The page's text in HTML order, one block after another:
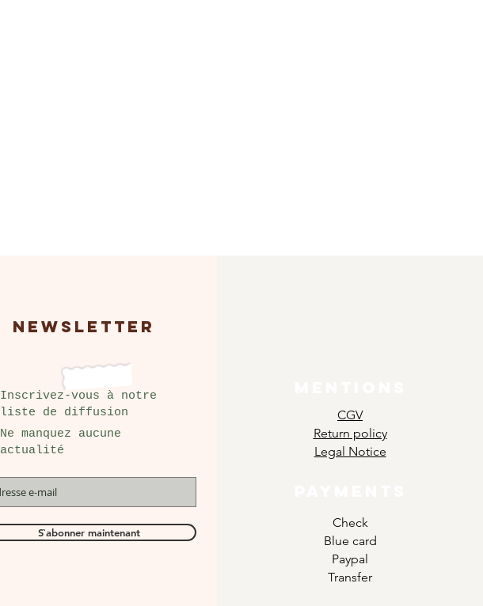
NEWSLETTER
Inscrivez-vous à notre
liste de diffusion
Ne manquez aucune
actualité
S`abonner maintenant
CGV
Return policy
Legal Notice
Check
Blue card
Paypal
Transfer